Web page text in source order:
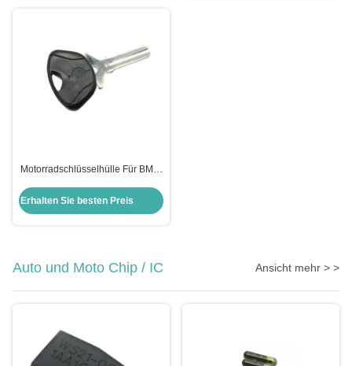
Motorradschlüsselhülle Für BMW
Schlüsselhülle Ersatz
Erhalten Sie besten Preis
Auto und Moto Chip / IC Ansicht mehr > >